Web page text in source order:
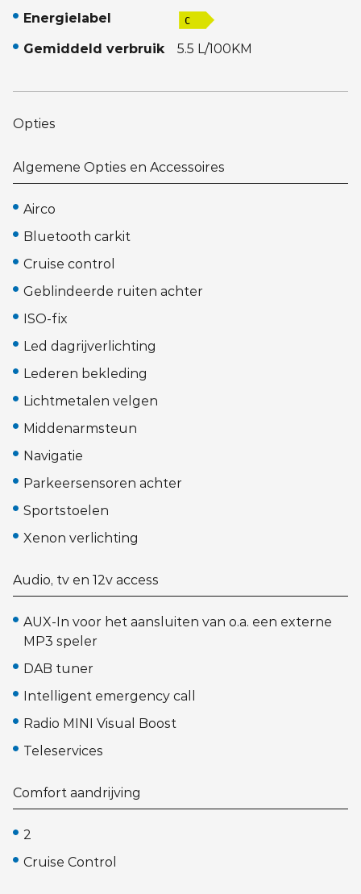
Energielabel
Gemiddeld verbruik
5.5 L/100KM
Opties
Algemene Opties en Accessoires
Airco
Bluetooth carkit
Cruise control
Geblindeerde ruiten achter
ISO-fix
Led dagrijverlichting
Lederen bekleding
Lichtmetalen velgen
Middenarmsteun
Navigatie
Parkeersensoren achter
Sportstoelen
Xenon verlichting
Audio, tv en 12v access
AUX-In voor het aansluiten van o.a. een externe
MP3 speler
DAB tuner
Intelligent emergency call
Radio MINI Visual Boost
Teleservices
Comfort aandrijving
2
Cruise Control